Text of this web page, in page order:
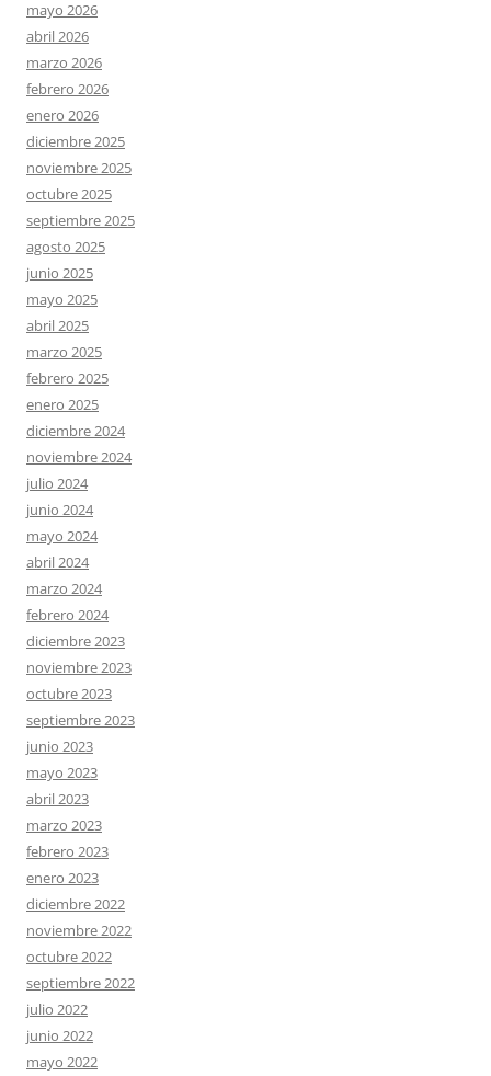
mayo 2026
abril 2026
marzo 2026
febrero 2026
enero 2026
diciembre 2025
noviembre 2025
octubre 2025
septiembre 2025
agosto 2025
junio 2025
mayo 2025
abril 2025
marzo 2025
febrero 2025
enero 2025
diciembre 2024
noviembre 2024
julio 2024
junio 2024
mayo 2024
abril 2024
marzo 2024
febrero 2024
diciembre 2023
noviembre 2023
octubre 2023
septiembre 2023
junio 2023
mayo 2023
abril 2023
marzo 2023
febrero 2023
enero 2023
diciembre 2022
noviembre 2022
octubre 2022
septiembre 2022
julio 2022
junio 2022
mayo 2022